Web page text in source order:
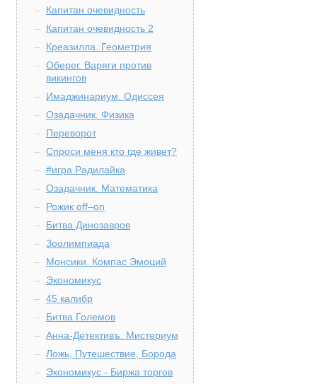
Капитан очевидность
Капитан очевидность 2
Креазилла. Геометрия
Оберег. Варяги против
викингов
Имаджинариум. Одиссея
Озадачник. Физика
Переворот
Спроси меня кто где живет?
#игра Радилайка
Озадачник. Математика
Рожик off–on
Битва Динозавров
Зоолимпиада
Монсики. Компас Эмоций
Экономикус
45 калибр
Битва Големов
Анна-Детективъ. Мистериум
Ложь, Путешествие, Борода
Экономикус - Биржа торгов